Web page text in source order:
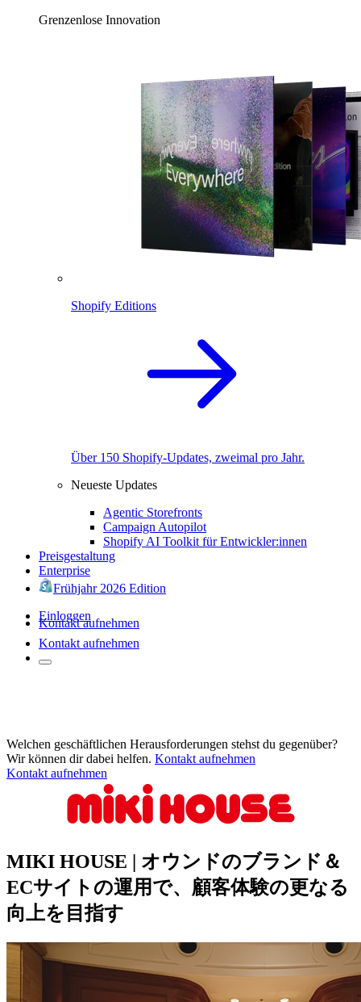
Grenzenlose Innovation
Shopify Editions
Über 150 Shopify-Updates, zweimal pro Jahr.
Neueste Updates
Agentic Storefronts
Campaign Autopilot
Shopify AI Toolkit für Entwickler:innen
Preisgestaltung
Enterprise
Frühjahr 2026 Edition
Einloggen
Kontakt aufnehmen
Kontakt aufnehmen
Welchen geschäftlichen Herausforderungen stehst du gegenüber?
Wir können dir dabei helfen. Kontakt aufnehmen
Kontakt aufnehmen
MIKI HOUSE | オウンドのブランド＆
ECサイトの運用で、顧客体験の更なる
向上を目指す